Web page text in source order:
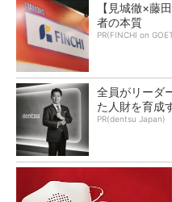
【見城徹×藤
者の本質
PR(FINCHI on
全員がリーダ
た人財を育成
PR(dentsu Japan)